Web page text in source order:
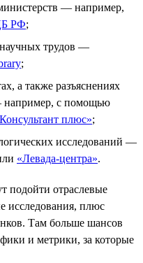
— например,
РФ;
трудов —
;
а также разъяснениях
с помощью
плюс»;
исследований —
«Левада-центра».
подойти отраслевые
исследования, плюс
Там больше шансов
и метрики, за которые